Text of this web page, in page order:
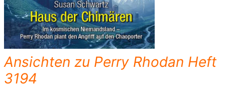
Ansichten zu Perry Rhodan Heft
3194